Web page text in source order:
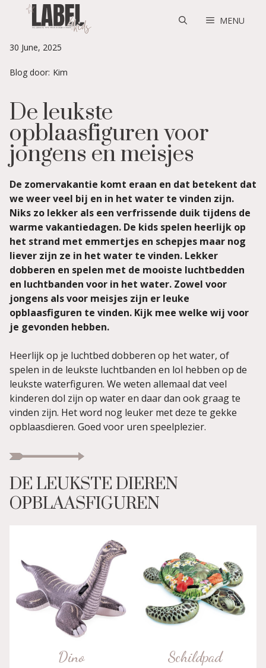
MENU
30 June, 2025
Blog door: Kim
De leukste
opblaasfiguren voor
jongens en meisjes
De zomervakantie komt eraan en dat betekent dat
we weer veel bij en in het water te vinden zijn.
Niks zo lekker als een verfrissende duik tijdens de
warme vakantiedagen. De kids spelen heerlijk op
het strand met emmertjes en schepjes maar nog
liever zijn ze in het water te vinden. Lekker
dobberen en spelen met de mooiste luchtbedden
en luchtbanden voor in het water. Zowel voor
jongens als voor meisjes zijn er leuke
opblaasfiguren te vinden. Kijk mee welke wij voor
je gevonden hebben.
Heerlijk op je luchtbed dobberen op het water, of
spelen in de leukste luchtbanden en lol hebben op de
leukste waterfiguren. We weten allemaal dat veel
kinderen dol zijn op water en daar dan ook graag te
vinden zijn. Het word nog leuker met deze te gekke
opblaasdieren. Goed voor uren speelplezier.
DE LEUKSTE DIEREN
OPBLAASFIGUREN
Dino Schildpad